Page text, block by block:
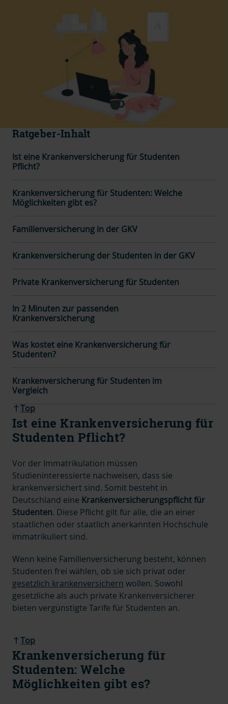
Ratgeber-Inhalt
Ist eine Krankenversicherung für Studenten
Pflicht?
Krankenversicherung für Studenten: Welche
Möglichkeiten gibt es?
Familienversicherung in der GKV
Krankenversicherung der Studenten in der GKV
Private Krankenversicherung für Studenten
In 2 Minuten zur passenden
Krankenversicherung
Was kostet eine Krankenversicherung für
Studenten?
Krankenversicherung für Studenten im
Vergleich
Top
Ist eine Krankenversicherung für
Studenten Pflicht?
Vor der Immatrikulation müssen
Studieninteressierte nachweisen, dass sie
krankenversichert sind. Somit besteht in
Deutschland eine Krankenversicherungspflicht für
Studenten. Diese Pflicht gilt für alle, die an einer
staatlichen oder staatlich anerkannten Hochschule
immatrikuliert sind.
Wenn keine Familienversicherung besteht, können
Studenten frei wählen, ob sie sich privat oder
gesetzlich krankenversichern wollen. Sowohl
gesetzliche als auch private Krankenversicherer
bieten vergünstigte Tarife für Studenten an.
Top
Krankenversicherung für
Studenten: Welche
Möglichkeiten gibt es?